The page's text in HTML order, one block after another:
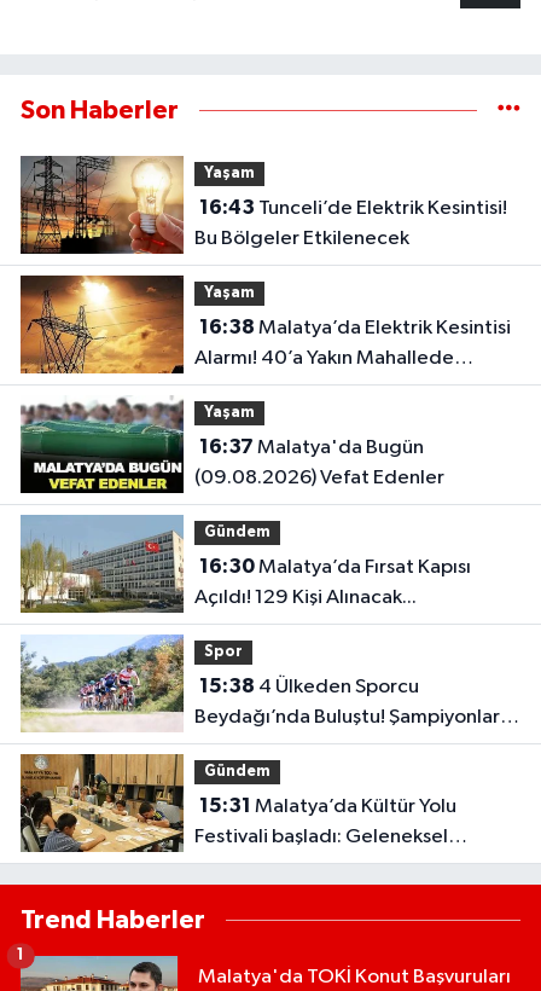
Son Haberler
Yaşam
16:43
Bu Bölgeler Etkilenecek
Yaşam
16:38
Alarmı! 40’a Yakın Mahallede
Saatler Belli Oldu
Yaşam
16:37
(09.08.2026) Vefat Edenler
Gündem
16:30Malatya’da Fırsat Kapısı
Açıldı! 129 Kişi Alınacak...
Spor
15:38
Beydağı’nda Buluştu! Şampiyonlar
Belli Oldu
Gündem
15:31
Festivali başladı: Geleneksel
sanatlar yeniden hayat buluyor
Trend Haberler
Malatya'da TOKİ Konut Başvuruları
1